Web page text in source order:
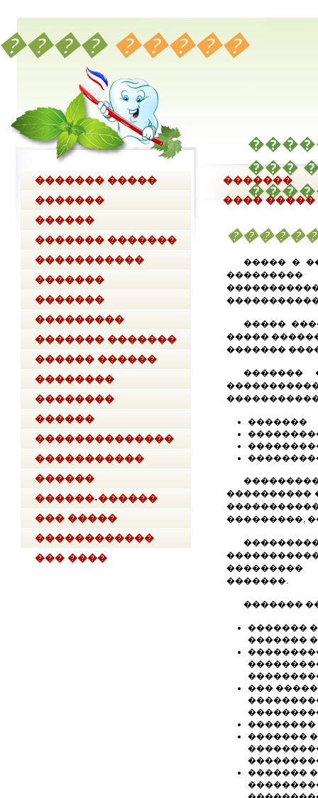
�����
���
�������
���� �����
������� �����
�������
������
������� �������
���
�����������
�������
�������
���������
������� �������
����
������ ������
��������
������� �����
��������
������
��������������
�����������
������
������-������
��� �����
��������
������������
��� ����
����� �
�����
�����
�������
�������
�������
����������
���������,
���������
�������.
�������
�������
�������
���
��������
�������
�������